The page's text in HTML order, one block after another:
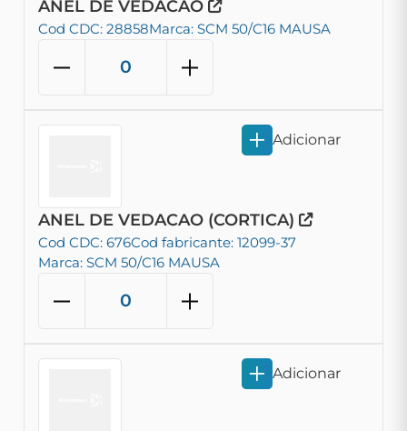
ANEL DE VEDACAO
Cod CDC: 28858Marca: SCM 50/C16 MAUSA
ANEL DE VEDACAO (CORTICA)
Cod CDC: 676Cod fabricante: 12099-37
Marca: SCM 50/C16 MAUSA
Adicionar
Adicionar